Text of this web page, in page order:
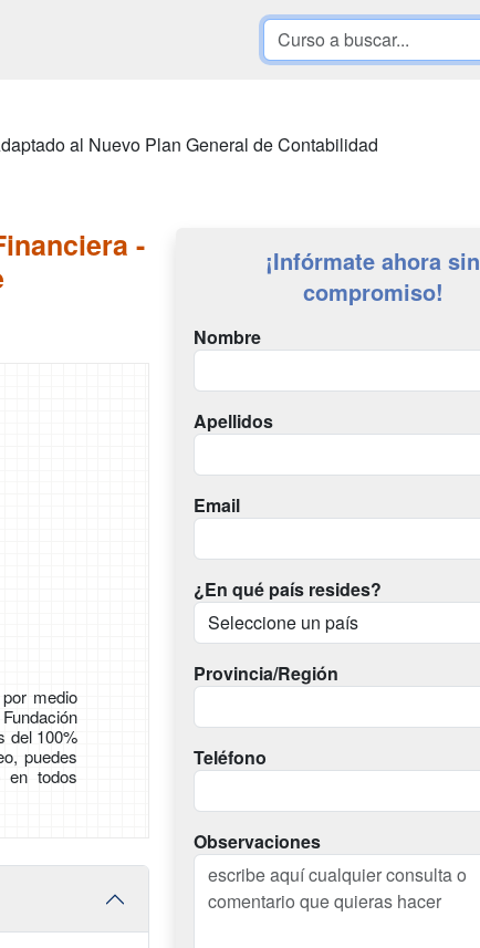
al Nuevo Plan General de Contabilidad
-
medio
del 100%
puedes
en todos
¡Infórmate ahora sin
compromiso!
Nombre
Apellidos
Email
¿En qué país resides?
Provincia/Región
Teléfono
Observaciones